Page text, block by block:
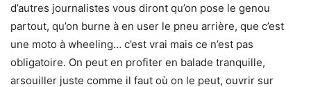
d’autres journalistes vous diront qu’on pose le genou
partout, qu’on burne à en user le pneu arrière, que c’est
une moto à wheeling… c’est vrai mais ce n’est pas
obligatoire. On peut en profiter en balade tranquille,
arsouiller juste comme il faut où on le peut, ouvrir sur